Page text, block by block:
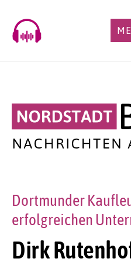
content
Dirk
Dortmunder
erfolgreichen